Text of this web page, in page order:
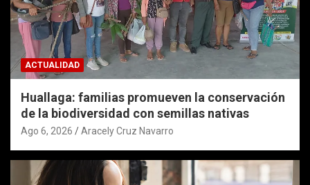
ACTUALIDAD
Huallaga: familias promueven la conservación
de la biodiversidad con semillas nativas
Ago 6, 2026 Aracely Cruz Navarro